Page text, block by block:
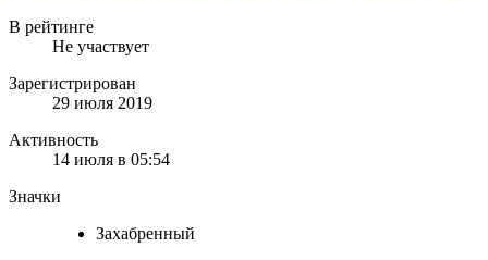
В рейтинге
Не участвует
Зарегистрирован
29 июля 2019
Активность
14 июля в 05:54
Значки
Захабренный